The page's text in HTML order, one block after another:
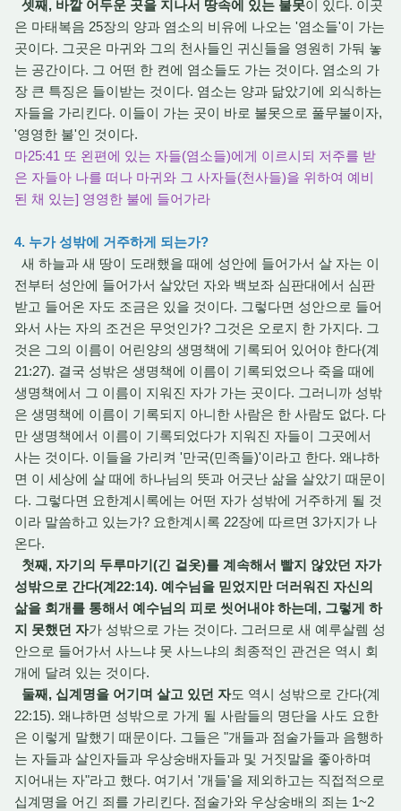
셋째, 바깥 어두운 곳을 지나서 땅속에 있는 불못이 있다. 이곳
은 마태복음 25장의 양과 염소의 비유에 나오는 '염소들'이 가는
곳이다. 그곳은 마귀와 그의 천사들인 귀신들을 영원히 가둬 놓
는 공간이다. 그 어떤 한 켠에 염소들도 가는 것이다. 염소의 가
장 큰 특징은 들이받는 것이다. 염소는 양과 닮았기에 외식하는
자들을 가리킨다. 이들이 가는 곳이 바로 불못으로 풀무불이자,
'영영한 불'인 것이다.
마25:41 또 왼편에 있는 자들(염소들)에게 이르시되 저주를 받
은 자들아 나를 떠나 마귀와 그 사자들(천사들)을 위하여 예비
된 채 있는] 영영한 불에 들어가라
4. 누가 성밖에 거주하게 되는가?
새 하늘과 새 땅이 도래했을 때에 성안에 들어가서 살 자는 이
전부터 성안에 들어가서 살았던 자와 백보좌 심판대에서 심판
받고 들어온 자도 조금은 있을 것이다. 그렇다면 성안으로 들어
와서 사는 자의 조건은 무엇인가? 그것은 오로지 한 가지다. 그
것은 그의 이름이 어린양의 생명책에 기록되어 있어야 한다(계
21:27). 결국 성밖은 생명책에 이름이 기록되었으나 죽을 때에
생명책에서 그 이름이 지워진 자가 가는 곳이다. 그러니까 성밖
은 생명책에 이름이 기록되지 아니한 사람은 한 사람도 없다. 다
만 생명책에서 이름이 기록되었다가 지워진 자들이 그곳에서
사는 것이다. 이들을 가리켜 '만국(민족들)'이라고 한다. 왜냐하
면 이 세상에 살 때에 하나님의 뜻과 어긋난 삶을 살았기 때문이
다. 그렇다면 요한계시록에는 어떤 자가 성밖에 거주하게 될 것
이라 말씀하고 있는가? 요한계시록 22장에 따르면 3가지가 나
온다.
첫째, 자기의 두루마기(긴 겉옷)를 계속해서 빨지 않았던 자가
성밖으로 간다(계22:14). 예수님을 믿었지만 더러워진 자신의
삶을 회개를 통해서 예수님의 피로 씻어내야 하는데, 그렇게 하
지 못했던 자가 성밖으로 가는 것이다. 그러므로 새 예루살렘 성
안으로 들어가서 사느냐 못 사느냐의 최종적인 관건은 역시 회
개에 달려 있는 것이다.
둘째, 십계명을 어기며 살고 있던 자도 역시 성밖으로 간다(계
22:15). 왜냐하면 성밖으로 가게 될 사람들의 명단을 사도 요한
은 이렇게 말했기 때문이다. 그들은 "개들과 점술가들과 음행하
는 자들과 살인자들과 우상숭배자들과 및 거짓말을 좋아하며
지어내는 자"라고 했다. 여기서 '개들'을 제외하고는 직접적으로
십계명을 어긴 죄를 가리킨다. 점술가와 우상숭배의 죄는 1~2